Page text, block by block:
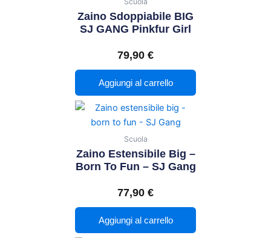
Zaino Sdoppiabile BIG
SJ GANG Pinkfur Girl
79,90 €
Aggiungi al carrello
Scuola
Zaino Estensibile Big –
Born To Fun – SJ Gang
77,90 €
Aggiungi al carrello